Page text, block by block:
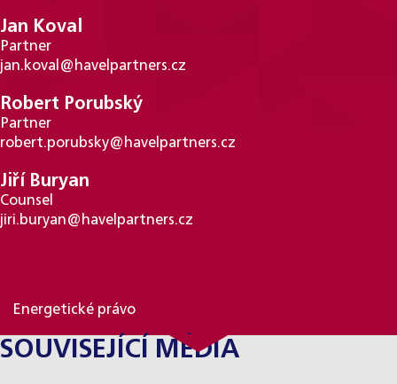
Jan Koval
Partner
jan.koval@havelpartners.cz
Robert Porubský
Partner
robert.porubsky@havelpartners.cz
Jiří Buryan
Counsel
jiri.buryan@havelpartners.cz
Energetické právo
SOUVISEJÍCÍ MÉDIA